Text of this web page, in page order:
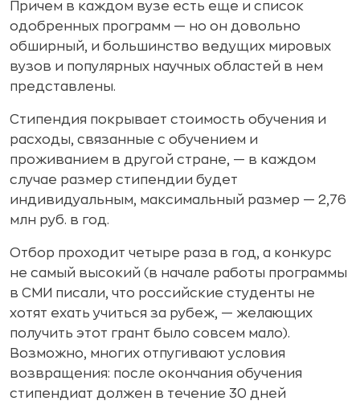
Причем в каждом вузе есть еще и список
одобренных программ — но он довольно
обширный, и большинство ведущих мировых
вузов и популярных научных областей в нем
представлены.
Стипендия покрывает стоимость обучения и
расходы, связанные с обучением и
проживанием в другой стране, — в каждом
случае размер стипендии будет
индивидуальным, максимальный размер — 2,76
млн руб. в год.
Отбор проходит четыре раза в год, а конкурс
не самый высокий (в начале работы программы
в СМИ писали, что российские студенты не
хотят ехать учиться за рубеж, — желающих
получить этот грант было совсем мало).
Возможно, многих отпугивают условия
возвращения: после окончания обучения
стипендиат должен в течение 30 дней